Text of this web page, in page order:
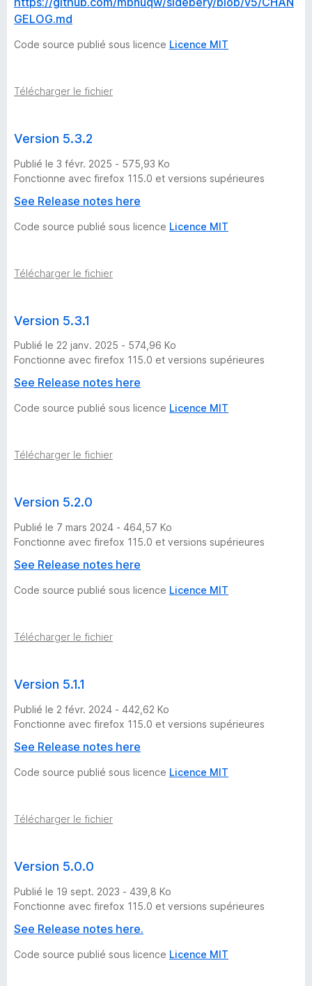
GELOG.md
Code source publié sous licence Licence MIT
Télécharger le fichier
Version 5.3.2
Publié le 3 févr. 2025 - 575,93 Ko
Fonctionne avec firefox 115.0 et versions supérieures
See Release notes here
Code source publié sous licence Licence MIT
Télécharger le fichier
Version 5.3.1
Publié le 22 janv. 2025 - 574,96 Ko
Fonctionne avec firefox 115.0 et versions supérieures
See Release notes here
Code source publié sous licence Licence MIT
Télécharger le fichier
Version 5.2.0
Publié le 7 mars 2024 - 464,57 Ko
Fonctionne avec firefox 115.0 et versions supérieures
See Release notes here
Code source publié sous licence Licence MIT
Télécharger le fichier
Version 5.1.1
Publié le 2 févr. 2024 - 442,62 Ko
Fonctionne avec firefox 115.0 et versions supérieures
See Release notes here
Code source publié sous licence Licence MIT
Télécharger le fichier
Version 5.0.0
Publié le 19 sept. 2023 - 439,8 Ko
Fonctionne avec firefox 115.0 et versions supérieures
See Release notes here.
Code source publié sous licence Licence MIT